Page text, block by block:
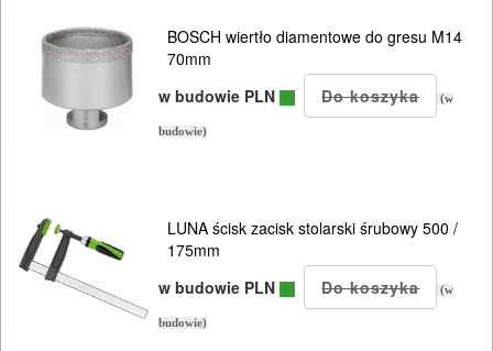
BOSCH wiertło diamentowe do gresu M14
70mm
w budowie PLN
(w
budowie)
LUNA ścisk zacisk stolarski śrubowy 500 /
175mm
w budowie PLN
(w
budowie)